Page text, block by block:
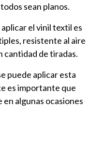
sean planos.
el vinil textil es
resistente al aire
cantidad de tiradas.
puede aplicar esta
es importante que
algunas ocasiones